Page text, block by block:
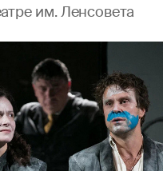
им. Ленсовета